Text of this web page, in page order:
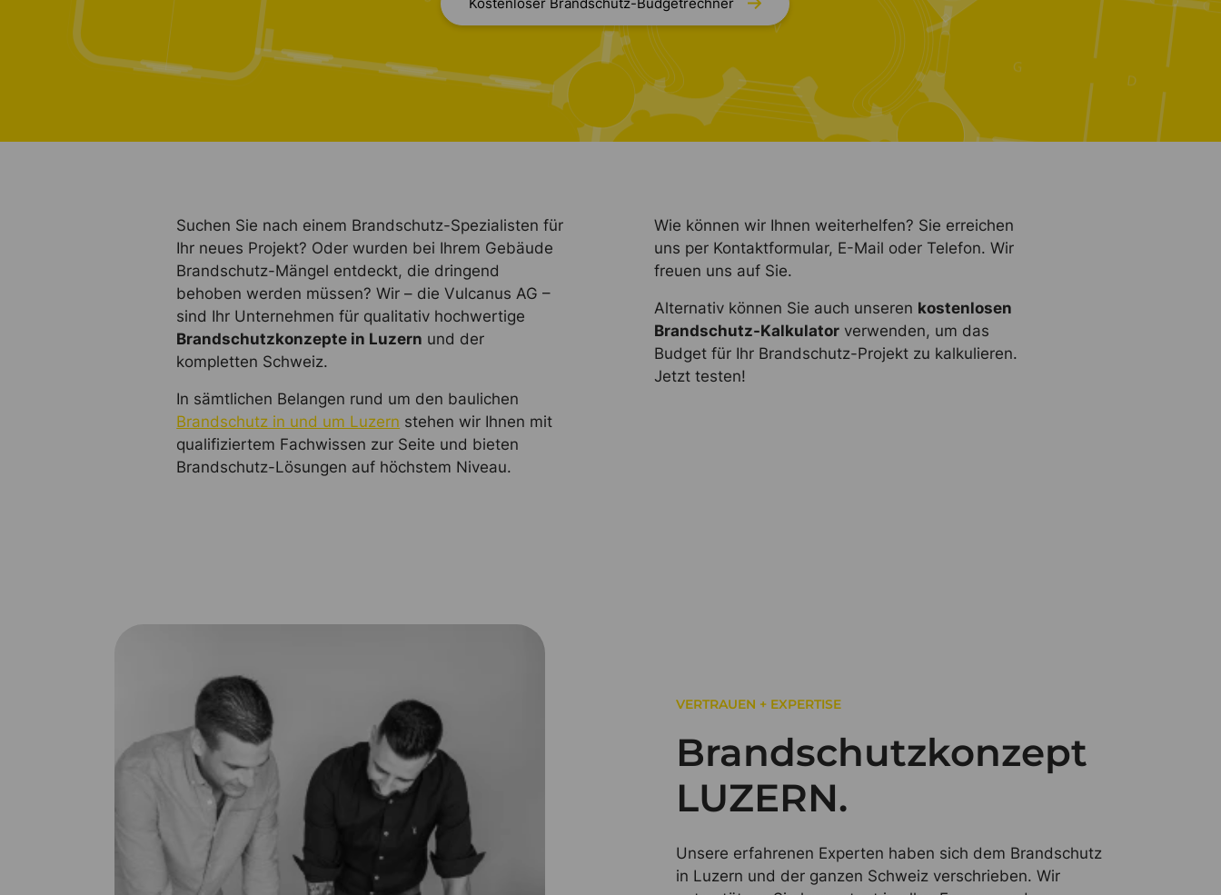
Suchen Sie nach einem Brandschutz-Spezialisten für
Ihr neues Projekt? Oder wurden bei Ihrem Gebäude
Brandschutz-Mängel entdeckt, die dringend
behoben werden müssen? Wir – die Vulcanus AG –
sind Ihr Unternehmen für qualitativ hochwertige
Brandschutzkonzepte in Luzern und der
kompletten Schweiz.
In sämtlichen Belangen rund um den baulichen
Brandschutz in und um Luzern stehen wir Ihnen mit
qualifiziertem Fachwissen zur Seite und bieten
Brandschutz-Lösungen auf höchstem Niveau.
Wie können wir Ihnen weiterhelfen? Sie erreichen
uns per Kontaktformular, E-Mail oder Telefon. Wir
freuen uns auf Sie.
Alternativ können Sie auch unseren kostenlosen
Brandschutz-Kalkulator verwenden, um das
Budget für Ihr Brandschutz-Projekt zu kalkulieren.
Jetzt testen!
VERTRAUEN + EXPERTISE
Brandschutzkonzept
LUZERN.
Unsere erfahrenen Experten haben sich dem Brandschutz
in Luzern und der ganzen Schweiz verschrieben. Wir